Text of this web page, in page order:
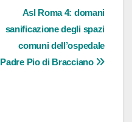
Asl Roma 4: domani
sanificazione degli spazi
comuni dell’ospedale
Padre Pio di Bracciano